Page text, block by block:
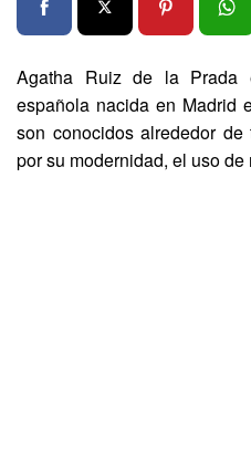
Agatha Ruiz de la Prada
española nacida en Madrid
son conocidos alrededor
por su modernidad, el uso